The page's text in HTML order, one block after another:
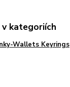
kategoriích
Wallets Keyrings